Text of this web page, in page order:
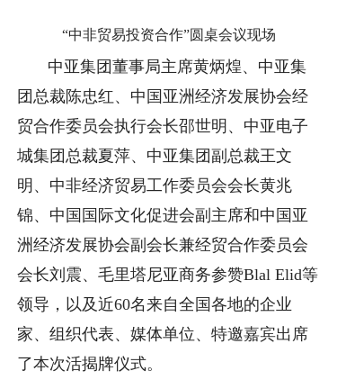
“中非贸易投资合作”圆桌会议现场
中亚集团董事局主席黄炳煌、中亚集
团总裁陈忠红、中国亚洲经济发展协会经
贸合作委员会执行会长邵世明、中亚电子
城集团总裁夏萍、中亚集团副总裁王文
明、中非经济贸易工作委员会会长黄兆
锦、中国国际文化促进会副主席和中国亚
洲经济发展协会副会长兼经贸合作委员会
会长刘震、毛里塔尼亚商务参赞Blal Elid等
领导，以及近60名来自全国各地的企业
家、组织代表、媒体单位、特邀嘉宾出席
了本次活揭牌仪式。